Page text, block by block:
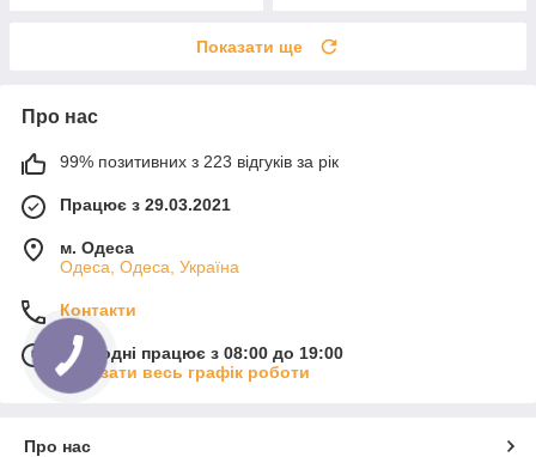
Показати ще
Про нас
99% позитивних з 223 відгуків за рік
Працює з 29.03.2021
м. Одеса
Одеса, Одеса, Україна
Контакти
Сьогодні працює з 08:00 до 19:00
Показати весь графік роботи
Про нас